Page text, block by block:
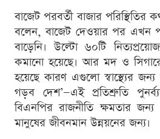
বাজেট পরবর্তী বাজার পরিস্থিতির
বলেন, বাজেট দেওয়ার পর এখন
বাড়েনি। উল্টো ৬০টি
কমানো হয়েছে। আর মদ ও
হয়েছে কারণ এগুলো স্বাস্থ্যের
গড়ব দেশ’—এই প্রতিশ্রুতি
বিএনপির রাজনীতি ক্ষমতার
মানুষের জীবনমান উন্নয়নের জন্য।